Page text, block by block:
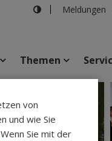
Meldungen
Themen
von
und wie Sie
Sie mit der